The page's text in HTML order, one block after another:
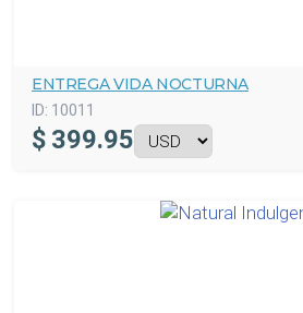
ENTREGA VIDA NOCTURNA
ID: 10011
$ 399.95